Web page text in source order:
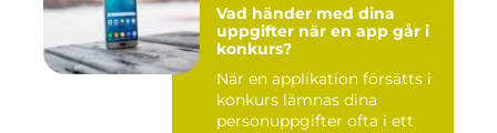
Vad händer med dina
uppgifter när en app går i
konkurs?
När en applikation försätts i
konkurs lämnas dina
personuppgifter ofta i ett